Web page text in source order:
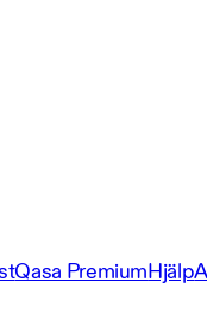
Qasa PremiumHjälp